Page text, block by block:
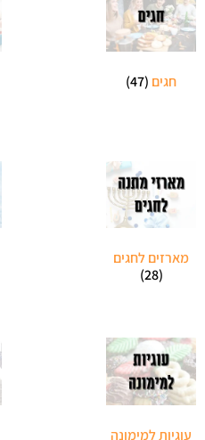
חגים (47)
מארזים לחגים
(28)
עוגיות למימונה